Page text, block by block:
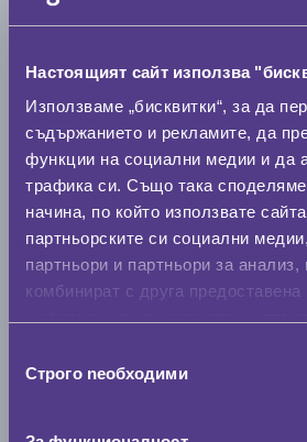
Настоящият сайт използва
Използваме „бисквитки“, за да
съдържанието и рекламите, да
функции на социални медии и да
трафика си. Също така
начина, по който използвате
партньорските си социални
партньори и партньори за
комбинират с друга
наСтрого nеобходими
Нов размер
Стар размер
0 мм.